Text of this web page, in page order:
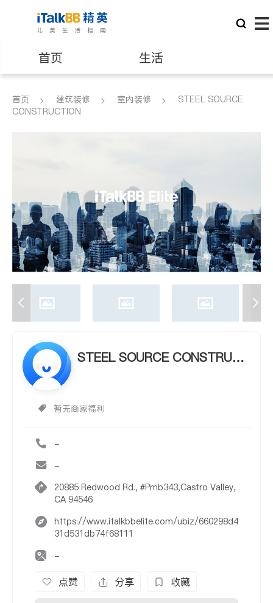
首页 生活
医生 律师
养老 非盈利组织
首页 建筑装修 室内装修
STEEL SOURCE
CONSTRUCTION
STEEL SOURCE CONSTRUCT
暂无商家福利
-
-
20885 Redwood Rd., #Pmb343,Castro Valley,
CA 94546
https://www.italkbbelite.com/ubiz/660298d4
31d531db74f68111
-
点赞 分享 收藏